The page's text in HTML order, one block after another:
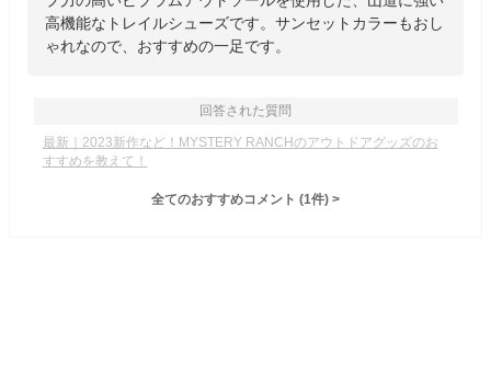
高機能なトレイルシューズです。サンセットカラーもおし
ゃれなので、おすすめの一足です。
回答された質問
最新｜2023新作など！MYSTERY RANCHのアウトドアグッズのお
すすめを教えて！
全てのおすすめコメント (1件) >